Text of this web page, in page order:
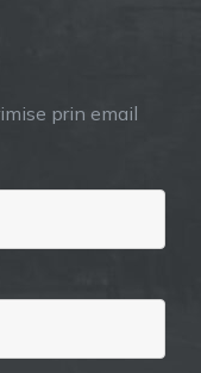
prin email